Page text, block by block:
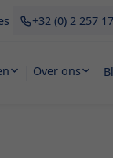
+32 (0) 2 257
Over ons